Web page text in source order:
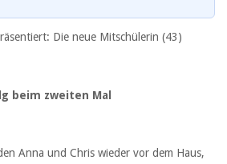
Die neue Mitschülerin (43)
beim zweiten Mal
Anna und Chris wieder vor dem Haus,